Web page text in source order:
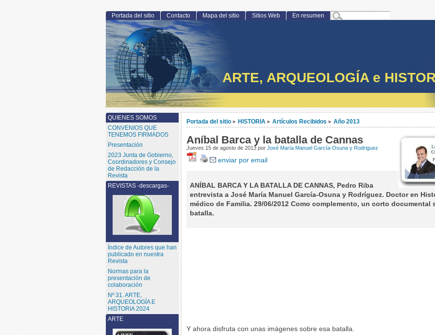
ARTE, ARQUEOLOGÍA e
Portada del sitio > HISTORIA > Artículos Recibidos > Año 2013
Aníbal Barca y la batalla de Cannas
Jueves 15 de agosto de 2013 por José María Manuel García-Osuna y Rodriguez
enviar por email
ANÍBAL BARCA Y LA BATALLA DE CANNAS, Pedro Riba
entrevista a José María Manuel García-Osuna y Rodríguez. Doctor en
médico de Familia. 29/06/2012 Como complemento, un corto documental
batalla.
Y ahora disfruta con unas imágenes sobre esa batalla.
Portada del sitio Contacto Mapa del sitio Sitios Web En resumen
QUIENES SOMOS
CONVENIOS QUE
TENEMOS FIRMADOS
Presentación
2023 Junta de Gobierno,
Coordinadores y Consejo
de Redacción de la
Revista
ARTE
REVISTAS -descargas-
Índice de Autores que han
publicado en nuestra
Revista
Normas para la
presentación de
colaboración
Nº 31. ARTE,
ARQUEOLOGÍA E
HISTORIA 2024